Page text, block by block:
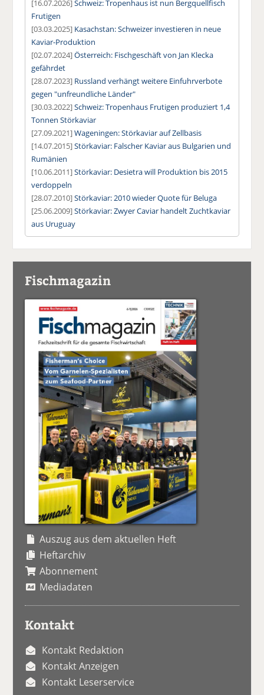
[16.07.2026]Schweiz: Tropenhaus ist nun Bergquellfisch
Frutigen
[03.03.2025] Kasachstan: Schweizer investieren in neue
Kaviar-Produktion
[02.07.2024]Österreich: Fischgeschäft von Jan Klecka
gefährdet
[28.07.2023] Russland verhängt weitere Einfuhrverbote
gegen "unfreundliche Länder"
[30.03.2022]Schweiz: Tropenhaus Frutigen produziert 1,4
Tonnen Störkaviar
[27.09.2021]Wageningen: Störkaviar auf Zellbasis
[14.07.2015]Störkaviar: Falscher Kaviar aus Bulgarien und
Rumänien
[10.06.2011]Störkaviar: Desietra will Produktion bis 2015
verdoppeln
[28.07.2010]Störkaviar: 2010 wieder Quote für Beluga
[25.06.2009]Störkaviar: Zwyer Caviar handelt Zuchtkaviar
aus Uruguay
Fischmagazin
Auszug aus dem aktuellen Heft
Heftarchiv
Abonnement
Mediadaten
Kontakt
Kontakt Redaktion
Kontakt Anzeigen
Kontakt Leserservice